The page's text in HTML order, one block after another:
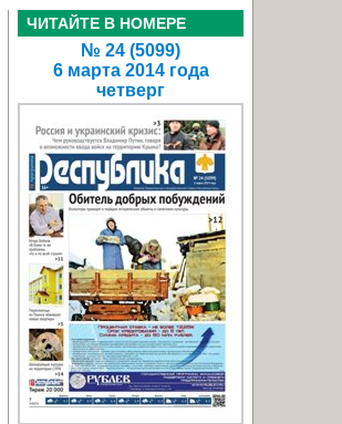
ЧИТАЙТЕ В НОМЕРЕ
№ 24 (5099)
6 марта 2014 года
четверг